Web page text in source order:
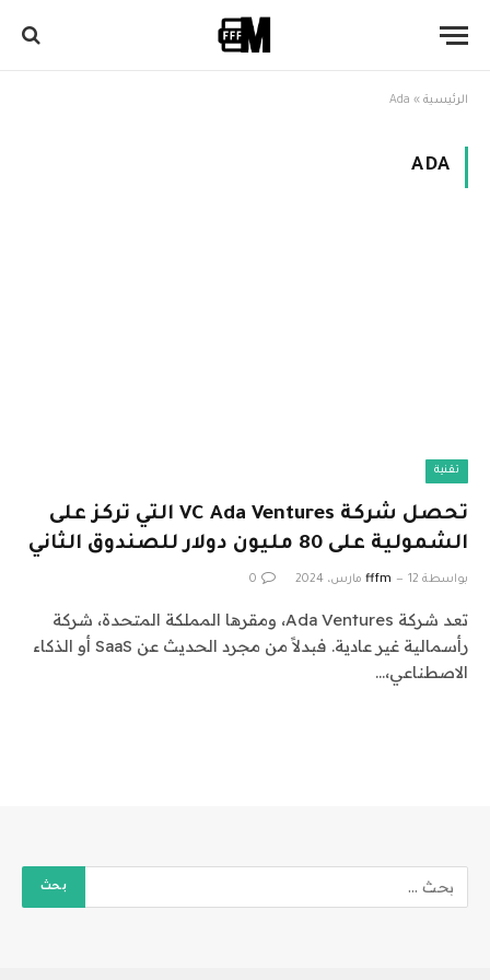
الرئيسية »
Ada
ADA
تقنية
تحصل شركة VC Ada Ventures التي تركز على
الشمولية على 80 مليون دولار للصندوق الثاني
بواسطة fffm 12 مارس، 2024 0
تعد شركة Ada Ventures، ومقرها المملكة المتحدة، شركة
رأسمالية غير عادية. فبدلاً من مجرد الحديث عن SaaS أو الذكاء
الاصطناعي،…